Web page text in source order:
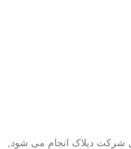
شرکت دیلاک انجام می شود,